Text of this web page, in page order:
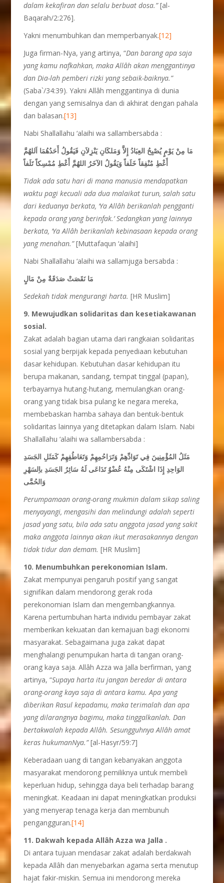
dalam kekafiran dan selalu berbuat dosa.”[al-
Baqarah/2:276].
Yakni menumbuhkan dan memperbanyak.[12]
Juga firman-Nya, yang artinya, “Dan barang apa saja
yang kamu nafkahkan, maka Allâh akan menggantinya
dan Dia-lah pemberi rizki yang sebaik-baiknya.”
(Saba`/34:39). Yakni Allâh menggantinya di dunia
dengan yang semisalnya dan di akhirat dengan pahala
dan balasan.[13]
Nabi Shallallahu ‘alaihi wa sallambersabda :
مَا مِنْ يَوْمٍ يُصْبِحُ العِبَادُ إِلاَّ وَمَلكَانِ يَنْزِلاَنِ فَيَقُولُ أَحَدُهُمَا اَللهُمَّ
أَعْطِ مُنْفِقاً خَلَفاً وَيَقُولُ الآخَرُ اللهُمَّ أَعْطِ مُمْسِكاً تَلَفاً
Tidak ada satu hari di mana manusia mendapatkan
waktu pagi kecuali ada dua malaikat turun, salah satu
dari keduanya berkata, ‘Ya Allâh berikanlah pengganti
kepada orang yang berinfak.’ Sedangkan yang lainnya
berkata, ‘Ya Allâh berikanlah kebinasaan kepada orang
yang menahan.”[Muttafaqun ‘alaihi]
Nabi Shallallahu ‘alaihi wa sallamjuga bersabda :
مَا نَقَصَتْ صَدَقَةٌ مِنْ مَالٍ
Sedekah tidak mengurangi harta. [HR Muslim]
9. Mewujudkan solidaritas dan kesetiakawanan
sosial.
Zakat adalah bagian utama dari rangkaian solidaritas
sosial yang berpijak kepada penyediaan kebutuhan
dasar kehidupan. Kebutuhan dasar kehidupan itu
berupa makanan, sandang, tempat tinggal (papan),
terbayarnya hutang-hutang, memulangkan orang-
orang yang tidak bisa pulang ke negara mereka,
membebaskan hamba sahaya dan bentuk-bentuk
solidaritas lainnya yang ditetapkan dalam Islam. Nabi
Shallallahu ‘alaihi wa sallambersabda :
مَثَلُ المُؤْمِنِينَ فِي تَوَادِّهِمْ وَتَرَاحُمِهِمْ وَتَعَاطُفِهِمْ كَمَثَلِ الجَسَدِ
الوَاحِدِ إِذَا اشْتَكَى مِنْهُ عُضْوٌ تَدَاعَى لَهُ سَائِرُ الجَسَدِ باِلسَهْرِ
وَالحُمَّى
Perumpamaan orang-orang mukmin dalam sikap saling
menyayangi, mengasihi dan melindungi adalah seperti
jasad yang satu, bila ada satu anggota jasad yang sakit
maka anggota lainnya akan ikut merasakannya dengan
tidak tidur dan demam. [HR Muslim]
10. Menumbuhkan perekonomian Islam.
Zakat mempunyai pengaruh positif yang sangat
signifikan dalam mendorong gerak roda
perekonomian Islam dan mengembangkannya.
Karena pertumbuhan harta individu pembayar zakat
memberikan kekuatan dan kemajuan bagi ekonomi
masyarakat. Sebagaimana juga zakat dapat
menghalangi penumpukan harta di tangan orang-
orang kaya saja. Allâh Azza wa Jalla berfirman, yang
artinya, “Supaya harta itu jangan beredar di antara
orang-orang kaya saja di antara kamu. Apa yang
diberikan Rasul kepadamu, maka terimalah dan apa
yang dilarangnya bagimu, maka tinggalkanlah. Dan
bertakwalah kepada Allâh. Sesungguhnya Allâh amat
keras hukumanNya.”[al-Hasyr/59:7]
Keberadaan uang di tangan kebanyakan anggota
masyarakat mendorong pemiliknya untuk membeli
keperluan hidup, sehingga daya beli terhadap barang
meningkat. Keadaan ini dapat meningkatkan produksi
yang menyerap tenaga kerja dan membunuh
pengangguran.[14]
11. Dakwah kepada Allâh Azza wa Jalla .
Di antara tujuan mendasar zakat adalah berdakwah
kepada Allâh dan menyebarkan agama serta menutup
hajat fakir-miskin. Semua ini mendorong mereka